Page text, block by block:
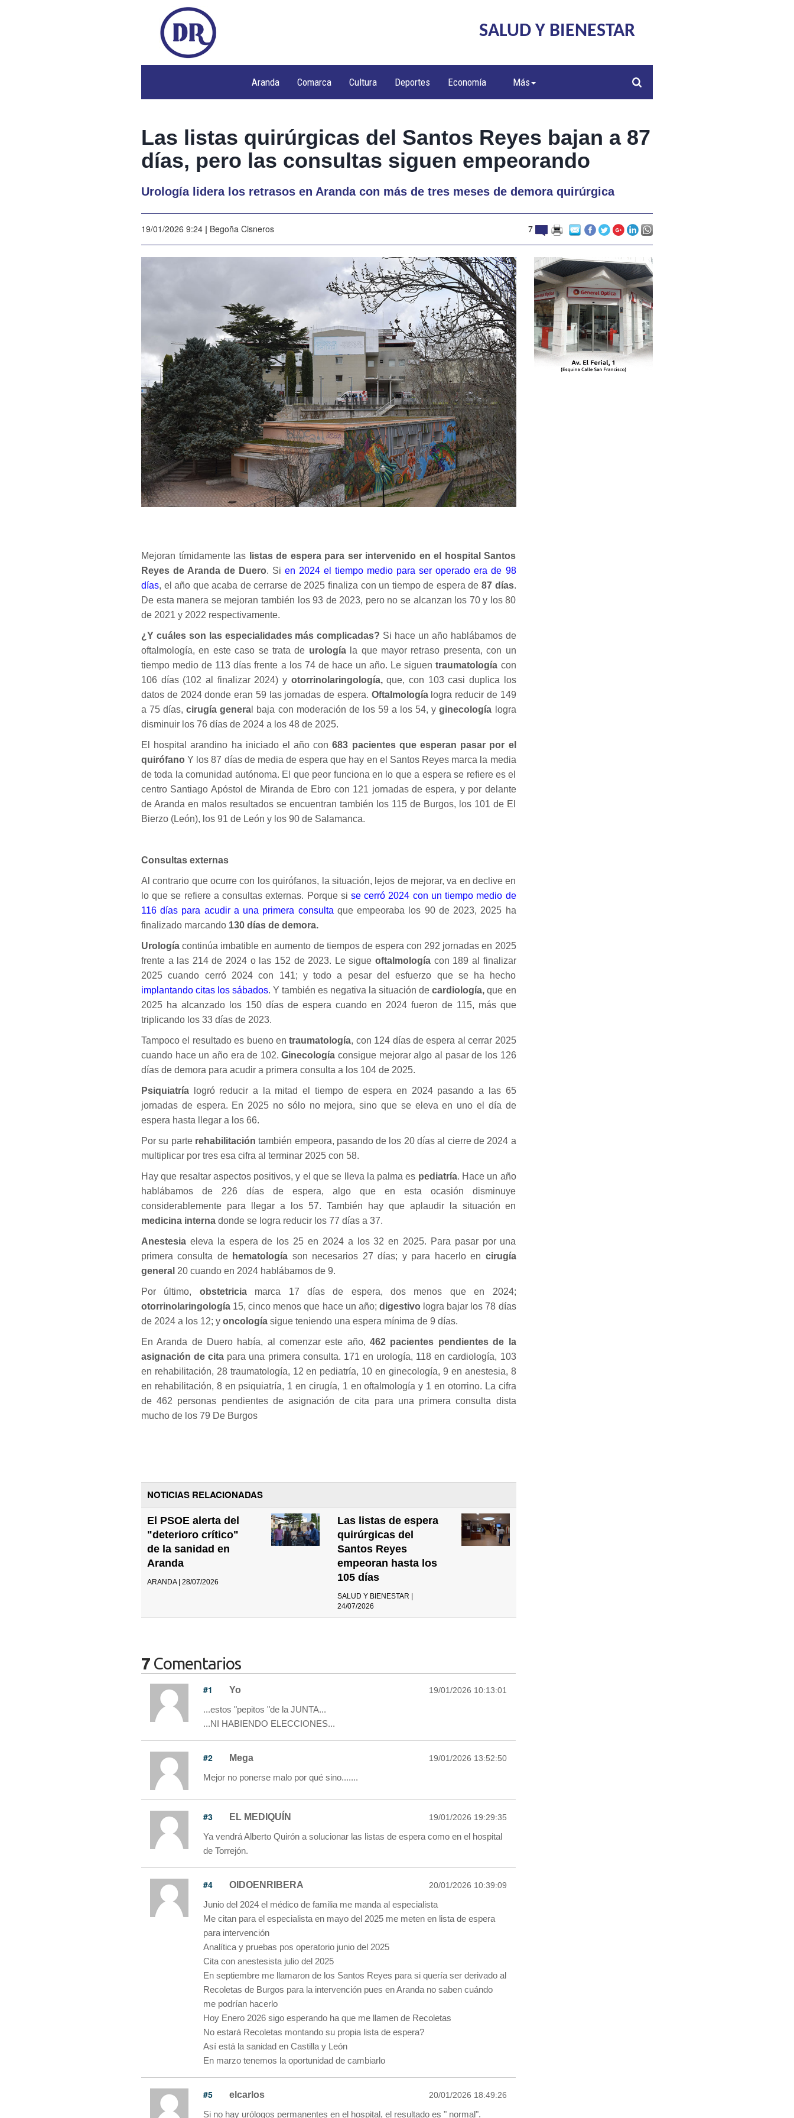
SALUD Y BIENESTAR
Aranda Comarca Cultura Deportes Economía Más
Las listas quirúrgicas del Santos Reyes bajan a 87
días, pero las consultas siguen empeorando
Urología lidera los retrasos en Aranda con más de tres meses de demora quirúrgica
19/01/2026 9:24 | Begoña Cisneros 7
Mejoran tímidamente las
listas de espera para ser intervenido en el hospital Santos
Reyes de Aranda de Duero. Sien 2024 el tiempo medio para ser operado era de 98
días, el año que acaba de cerrarse de 2025 finaliza con un tiempo de espera de 87 días.
De esta manera se mejoran también los 93 de 2023, pero no se alcanzan los 70 y los 80
de 2021 y 2022 respectivamente.
¿Y cuáles son las especialidades más complicadas? Si hace un año hablábamos de
oftalmología, en este caso se trata de urologíala que mayor retraso presenta, con un
tiempo medio de 113 días frente a los 74 de hace un año. Le siguentraumatología con
106 días (102 al finalizar 2024) y otorrinolaringología,que, con 103 casi duplica los
datos de 2024 donde eran 59 las jornadas de espera. Oftalmologíalogra reducir de 149
a 75 días,cirugía genera l baja con moderación de los 59 a los 54, yginecología logra
disminuir los 76 días de 2024 a los 48 de 2025.
El hospital arandino ha iniciado el año con 683 pacientes que esperan pasar por el
quirófano Y los 87 días de media de espera que hay en el Santos Reyes marca la media
de toda la comunidad autónoma. El que peor funciona en lo que a espera se refiere es el
centro Santiago Apóstol de Miranda de Ebro con 121 jornadas de espera, y por delante
de Aranda en malos resultados se encuentran también los 115 de Burgos, los 101 de El
Bierzo (León), los 91 de León y los 90 de Salamanca.
Consultas externas
Al contrario que ocurre con los quirófanos, la situación, lejos de mejorar, va en declive en
lo que se refiere a consultas externas. Porque si se cerró 2024 con un tiempo medio de
116 días para acudir a una primera consulta que empeoraba los 90 de 2023, 2025 ha
finalizado marcando 130 días de demora.
Urología continúa imbatible en aumento de tiempos de espera con 292 jornadas en 2025
frente a las 214 de 2024 o las 152 de 2023. Le sigueoftalmología con 189 al finalizar
2025 cuando cerró 2024 con 141; y todo a pesar del esfuerzo que se ha hecho
implantando citas los sábados. Y también es negativa la situación decardiología,que en
2025 ha alcanzado los 150 días de espera cuando en 2024 fueron de 115, más que
triplicando los 33 días de 2023.
Tampoco el resultado es bueno entraumatología, con 124 días de espera al cerrar 2025
cuando hace un año era de 102.Ginecologíaconsigue mejorar algo al pasar de los 126
días de demora para acudir a primera consulta a los 104 de 2025.
Psiquiatría logró reducir a la mitad el tiempo de espera en 2024 pasando a las 65
jornadas de espera. En 2025 no sólo no mejora, sino que se eleva en uno el día de
espera hasta llegar a los 66.
Por su parte rehabilitación también empeora, pasando de los 20 días al cierre de 2024 a
multiplicar por tres esa cifra al terminar 2025 con 58.
Hay que resaltar aspectos positivos, y el que se lleva la palma es pediatría. Hace un año
hablábamos de 226 días de espera, algo que en esta ocasión disminuye
considerablemente para llegar a los 57. También hay que aplaudir la situación en
medicina interna donde se logra reducir los 77 días a 37.
Anestesia eleva la espera de los 25 en 2024 a los 32 en 2025. Para pasar por una
primera consulta de hematología son necesarios 27 días; y para hacerlo en cirugía
general 20 cuando en 2024 hablábamos de 9.
Por último, obstetriciamarca 17 días de espera, dos menos que en 2024;
otorrinolaringología 15, cinco menos que hace un año; digestivo logra bajar los 78 días
de 2024 a los 12; y oncología sigue teniendo una espera mínima de 9 días.
En Aranda de Duero había, al comenzar este año,462 pacientes pendientes de la
asignación de cita para una primera consulta. 171 en urología, 118 en cardiología, 103
en rehabilitación, 28 traumatología, 12 en pediatría, 10 en ginecología, 9 en anestesia, 8
en rehabilitación, 8 en psiquiatría, 1 en cirugía, 1 en oftalmología y 1 en otorrino. La cifra
de 462 personas pendientes de asignación de cita para una primera consulta dista
mucho de los 79 De Burgos
NOTICIAS RELACIONADAS
El PSOE alerta del
"deterioro crítico"
de la sanidad en
Aranda
ARANDA | 28/07/2026
Las listas de espera
quirúrgicas del
Santos Reyes
empeoran hasta los
105 días
SALUD Y BIENESTAR |
24/07/2026
7 Comentarios
#1 Yo 19/01/2026 10:13:01
...estos "pepitos "de la JUNTA...
...NI HABIENDO ELECCIONES...
#2 Mega 19/01/2026 13:52:50
Mejor no ponerse malo por qué sino.......
#3 EL MEDIQUÍN 19/01/2026 19:29:35
Ya vendrá Alberto Quirón a solucionar las listas de espera como en el hospital
de Torrejón.
#4 OIDOENRIBERA 20/01/2026 10:39:09
Junio del 2024 el médico de familia me manda al especialista
Me citan para el especialista en mayo del 2025 me meten en lista de espera
para intervención
Analítica y pruebas pos operatorio junio del 2025
Cita con anestesista julio del 2025
En septiembre me llamaron de los Santos Reyes para si quería ser derivado al
Recoletas de Burgos para la intervención pues en Aranda no saben cuándo
me podrían hacerlo
Hoy Enero 2026 sigo esperando ha que me llamen de Recoletas
No estará Recoletas montando su propia lista de espera?
Así está la sanidad en Castilla y León
En marzo tenemos la oportunidad de cambiarlo
#5 elcarlos 20/01/2026 18:49:26
Si no hay urólogos permanentes en el hospital, el resultado es " normal".